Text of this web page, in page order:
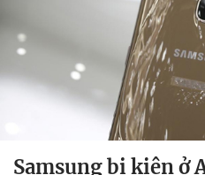
Samsung bị kiện ở